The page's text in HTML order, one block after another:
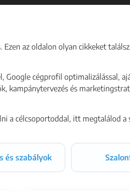
az oldalon olyan cikkeket
Google cégprofil optimalizálással,
kampánytervezés és
a célcsoportoddal, itt megtalálod a
és szabályok